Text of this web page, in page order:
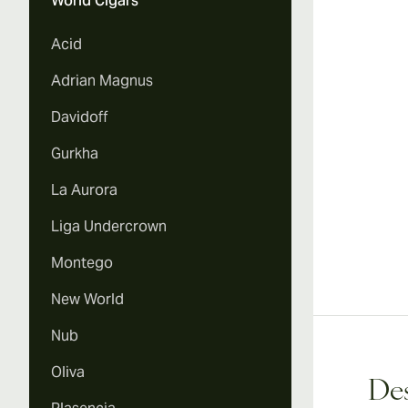
Acid
Adrian Magnus
Davidoff
Gurkha
La Aurora
Liga Undercrown
Montego
New World
Nub
Oliva